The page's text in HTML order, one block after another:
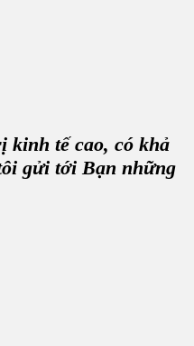
kinh tế cao, có khả
gửi tới Bạn những